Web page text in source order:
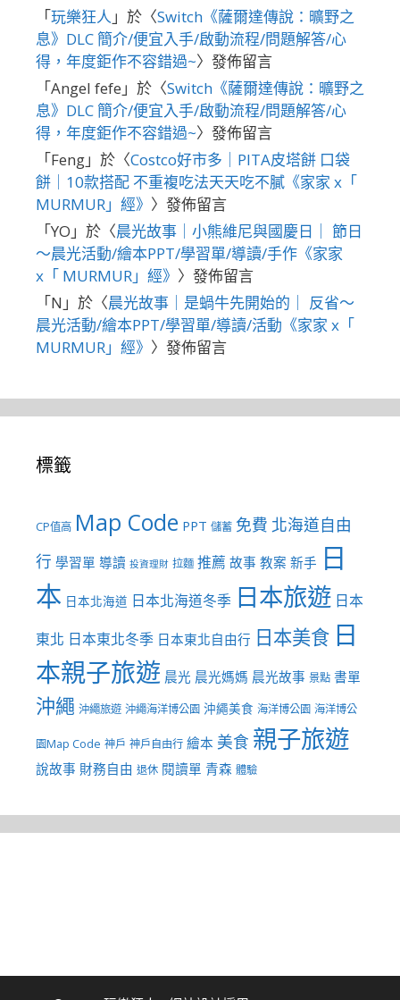
「玩樂狂人 」於〈Switch《薩爾達傳說：曠野之
息》DLC 簡介/便宜入手/啟動流程/問題解答/心
得，年度鉅作不容錯過~〉發佈留言
「Angel fefe 」於〈Switch《薩爾達傳說：曠野之
息》DLC 簡介/便宜入手/啟動流程/問題解答/心
得，年度鉅作不容錯過~〉發佈留言
「Feng」於〈Costco好市多｜PITA皮塔餅 口袋
餅｜10款搭配 不重複吃法天天吃不膩《家家 x「
MURMUR」經》 〉發佈留言
「YO 」於〈晨光故事｜小熊維尼與國慶日｜ 節日
～晨光活動/繪本PPT/學習單/導讀/手作《家家
x「 MURMUR」經》 〉發佈留言
「N 」於〈晨光故事｜是蝸牛先開始的｜ 反省～
晨光活動/繪本PPT/學習單/導讀/活動《家家 x「
MURMUR」經》 〉發佈留言
標籤
CP值高 Map Code PPT 儲蓄 免費 北海道自由
行 學習單 導讀 投資理財 拉麵 推薦 故事 教案 新手 日
本 日本北海道 日本北海道冬季 日本旅遊 日本
東北 日本東北冬季 日本東北自由行 日本美食 日
本親子旅遊 晨光 晨光媽媽 晨光故事 景點 書單
沖繩 沖繩旅遊 沖繩海洋博公園 沖繩美食 海洋博公園 海洋博公
園Map Code 神戶 神戶自由行 繪本 美食 親子旅遊
說故事 財務自由 退休 閱讀單 青森 體驗